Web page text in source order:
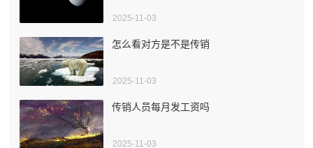
2025-11-03
怎么看对方是不是传销
2025-11-03
传销人员每月发工资吗
2025-11-03